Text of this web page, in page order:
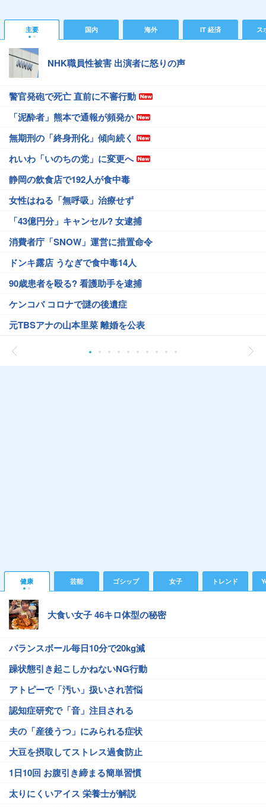
主要 国内 海外 IT 経済 ス
NHK職員性被害 出演者に怒りの声
警官発砲で死亡 直前に不審行動
「泥酔者」熊本で通報が頻発か
無期刑の「終身刑化」傾向続く
れいわ「いのちの党」に変更へ
静岡の飲食店で192人が食中毒
女性はねる「無呼吸」治療せず
「43億円分」キャンセル? 女逮捕
消費者庁「SNOW」運営に措置命令
ドンキ露店 うなぎで食中毒14人
90歳患者を殴る? 看護助手を逮捕
ケンコバ コロナで謎の後遺症
元TBSアナの山本里菜 離婚を公表
健康 芸能 ゴシップ 女子 トレンド
大食い女子 46キロ体型の秘密
バランスボール毎日10分で20kg減
躁状態引き起こしかねないNG行動
アトピーで「汚い」扱いされ苦悩
認知症研究で「音」注目される
夫の「産後うつ」にみられる症状
大豆を摂取してストレス過食防止
1日10回 お腹引き締まる簡単習慣
太りにくいアイス 栄養士が解説